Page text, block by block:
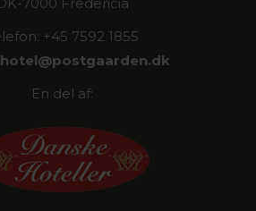
+45 7592 1855
hotel@postgaarden.dk
En del af: